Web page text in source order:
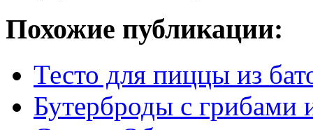
Похожие публикации:
Тесто для пиццы из
Бутерброды с